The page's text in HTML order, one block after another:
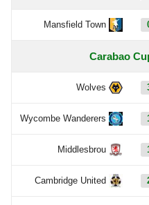
Mansfield Town
Carabao
Wolves
Wycombe Wanderers
Middlesbrou
Cambridge United